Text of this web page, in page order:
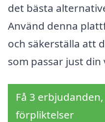
det bästa
Använd denna
och säkerställa att
som passar just din
Få 3
förpliktelser